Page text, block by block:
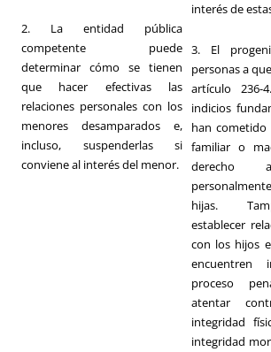
2. La entidad pública
competente puede
determinar cómo se tienen
que hacer efectivas las
relaciones personales con los
menores desamparados e,
incluso, suspenderlas si
conviene al interés del menor.
interés de
3. El
personas a
artículo 236-
indicios
han cometido
familiar o
derecho
hijas.
establecer
con los hijos
encuentren
proceso
atentar
integridad
integridad